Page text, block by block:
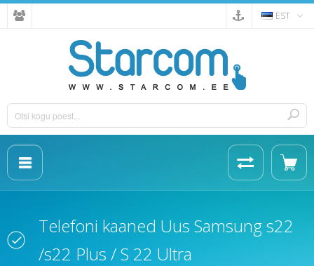
EST
Telefoni kaaned Uus Samsung s22
/s22 Plus / S 22 Ultra